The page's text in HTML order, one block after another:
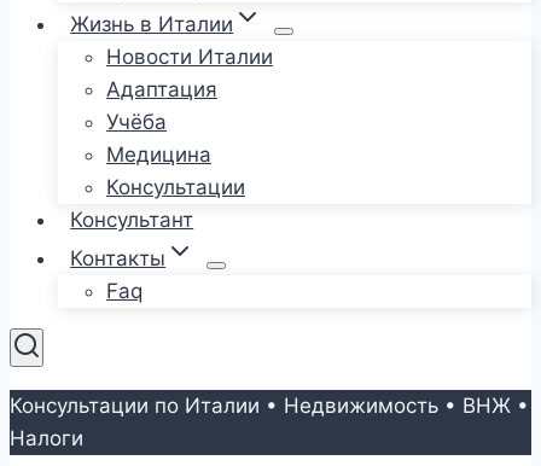
Жизнь в Италии
Новости Италии
Адаптация
Учёба
Медицина
Консультации
Консультант
Контакты
Faq
Консультации по Италии • Недвижимость • ВНЖ •
Налоги